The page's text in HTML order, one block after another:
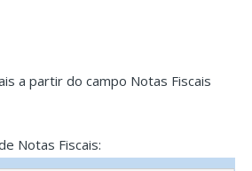
a partir do campo Notas Fiscais
Notas Fiscais: